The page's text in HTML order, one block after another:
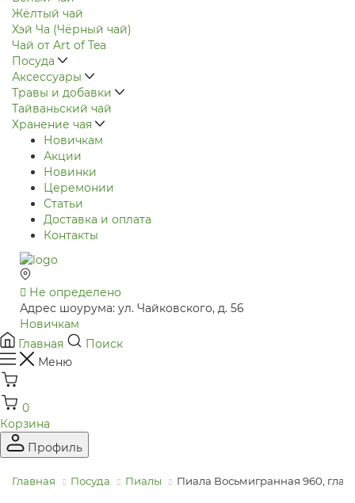
Жёлтый чай
Хэй Ча (Чёрный чай)
Чай от Art of Tea
Посуда
Аксессуары
Травы и добавки
Тайваньский чай
Хранение чая
Новичкам
Акции
Новинки
Церемонии
Статьи
Доставка и оплата
Контакты
Не определено
Адрес шоурума: ул. Чайковского, д. 56
Новичкам
Главная
Поиск
Меню
0
Корзина
Профиль
Главная Посуда Пиалы Пиала Восьмигранная 960,